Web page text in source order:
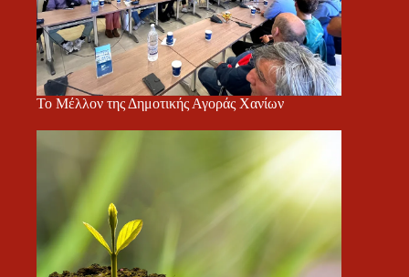
Το Μέλλον της Δημοτικής Αγοράς Χανίων